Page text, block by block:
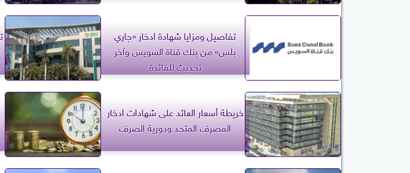
تفاصيل ومزايا شهادة ادخار «جاري
بلس» من بنك قناة السويس وآخر
تحديث للفائدة
خريطة أسعار العائد على شهادات ادخار
المصرف المتحد ودورية الصرف